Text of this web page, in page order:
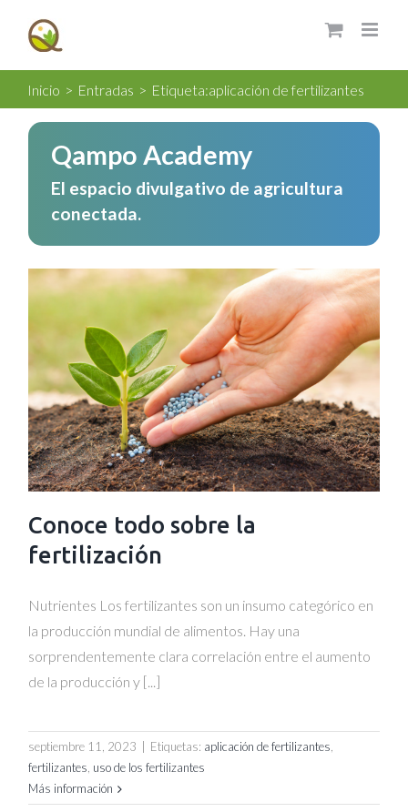
Inicio > Entradas > Etiqueta:aplicación de fertilizantes
Qampo Academy
El espacio divulgativo de agricultura
conectada.
Conoce todo sobre la
fertilización
Nutrientes Los fertilizantes son un insumo categórico en
la producción mundial de alimentos. Hay una
sorprendentemente clara correlación entre el aumento
de la producción y [...]
septiembre 11, 2023 Etiquetas: aplicación de fertilizantes
fertilizantes uso de los fertilizantes
Más información